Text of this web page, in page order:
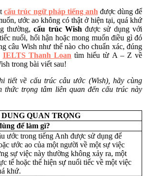
cấu trúc ngữ pháp tiếng anh được dùng để
ước ao không có thật ở hiện tại, quá khứ
thường,cấu trúc Wish được sử dụng với
nuối, hối hận hoặc mong muốn điều gì đó
câu Wish như thế nào cho chuẩn xác, đúng
IELTS Thanh Loan tìm hiểu từ A – Z về
trong bài viết sau!
tiết về cấu trúc câu ước (Wish), hãy cùng
thức trọng tâm liên quan đến cấu trúc này
QUAN TRỌNG
để làm gì?
ước trong tiếng Anh được sử dụng để
ước ao của một người về một sự việc
sự việc này thường không xảy ra, một
tế hoặc thể hiện sự nuối tiếc về một việc
khứ.